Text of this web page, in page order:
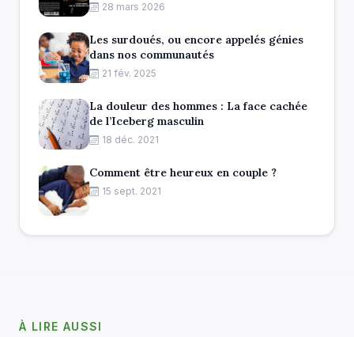
28 mars 2026
Les surdoués, ou encore appelés génies
dans nos communautés
21 fév. 2025
La douleur des hommes : La face cachée
de l’Iceberg masculin
18 déc. 2021
Comment être heureux en couple ?
15 sept. 2021
À LIRE AUSSI